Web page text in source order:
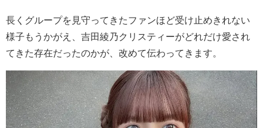
長くグループを見守ってきたファンほど受け止めきれない
様子もうかがえ、吉田綾乃クリスティーがどれだけ愛され
てきた存在だったのかが、改めて伝わってきます。